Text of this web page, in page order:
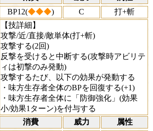
BP12(◆◆◆) C
打+斬
【技詳細】
攻撃/近/直接/敵単体(打+斬)
攻撃する(2回)
反撃を受けると中断する(攻撃時アビリテ
ィは初撃のみ発動)
攻撃するたび、以下の効果が発動する
・味方生存者全体のBPを回復する(+1)
・味方生存者全体に「防御強化」(効果
小/効果1ターン)を付与する
消費 威力 属性